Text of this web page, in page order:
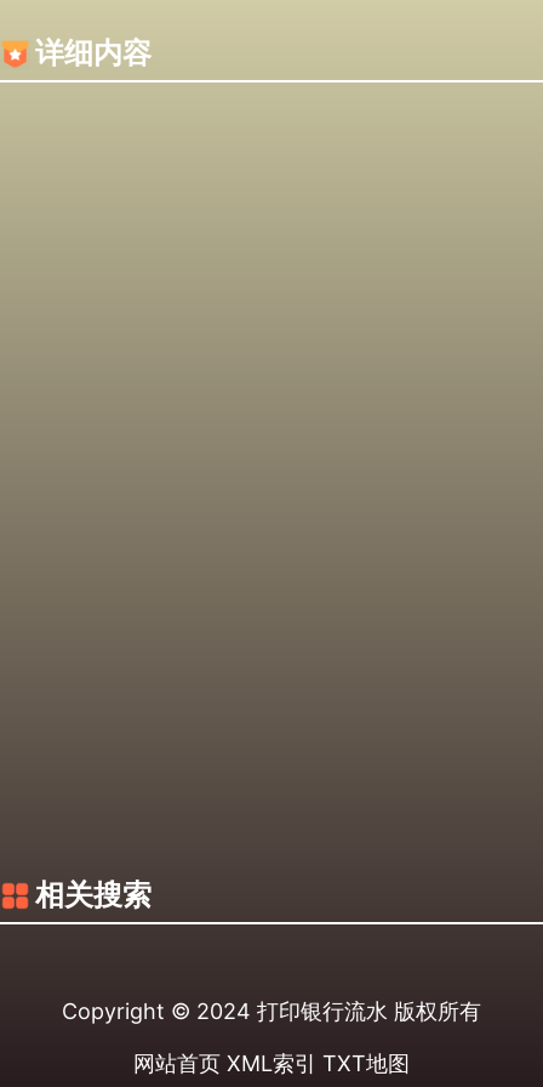
详细内容
相关搜索
Copyright © 2024 打印银行流水 版权所有
网站首页 XML索引 TXT地图